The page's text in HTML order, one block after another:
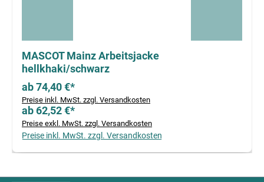
MASCOT Mainz Arbeitsjacke
hellkhaki/schwarz
ab 74,40 €*
Preise inkl. MwSt. zzgl. Versandkosten
ab 62,52 €*
Preise exkl. MwSt. zzgl. Versandkosten
Preise inkl. MwSt. zzgl. Versandkosten